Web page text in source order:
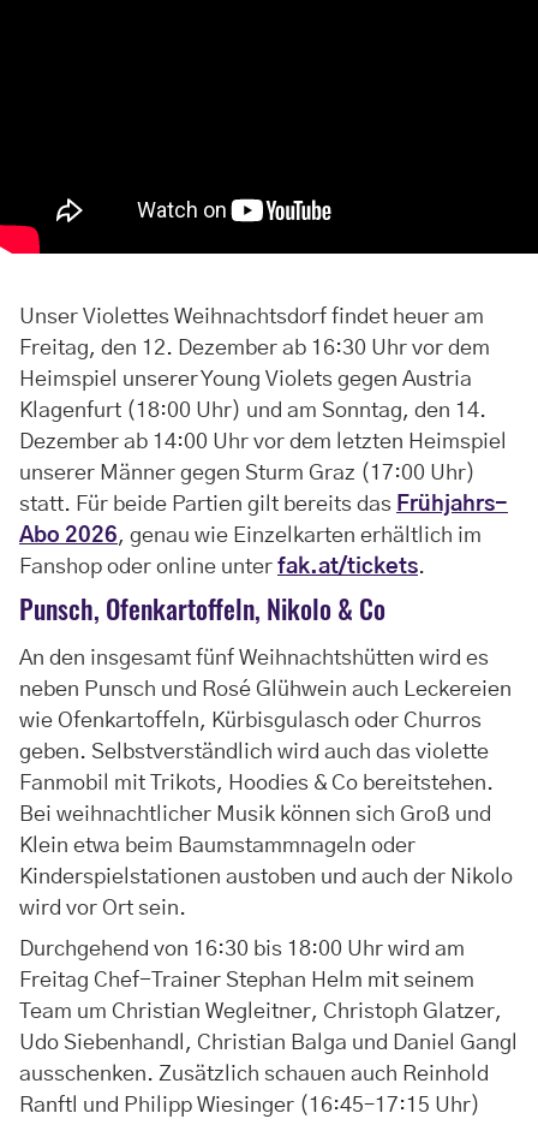
Unser Violettes Weihnachtsdorf findet heuer am
Freitag, den 12. Dezember ab 16:30 Uhr vor dem
Heimspiel unserer Young Violets gegen Austria
Klagenfurt (18:00 Uhr) und am Sonntag, den 14.
Dezember ab 14:00 Uhr vor dem letzten Heimspiel
unserer Männer gegen Sturm Graz (17:00 Uhr)
statt. Für beide Partien gilt bereits das Frühjahrs-
Abo 2026, genau wie Einzelkarten erhältlich im
Fanshop oder online unter fak.at/tickets.
Punsch, Ofenkartoffeln, Nikolo & Co
An den insgesamt fünf Weihnachtshütten wird es
neben Punsch und Rosé Glühwein auch Leckereien
wie Ofenkartoffeln, Kürbisgulasch oder Churros
geben. Selbstverständlich wird auch das violette
Fanmobil mit Trikots, Hoodies & Co bereitstehen.
Bei weihnachtlicher Musik können sich Groß und
Klein etwa beim Baumstammnageln oder
Kinderspielstationen austoben und auch der Nikolo
wird vor Ort sein.
Durchgehend von 16:30 bis 18:00 Uhr wird am
Freitag Chef-Trainer Stephan Helm mit seinem
Team um Christian Wegleitner, Christoph Glatzer,
Udo Siebenhandl, Christian Balga und Daniel Gangl
ausschenken. Zusätzlich schauen auch Reinhold
Ranftl und Philipp Wiesinger (16:45–17:15 Uhr)